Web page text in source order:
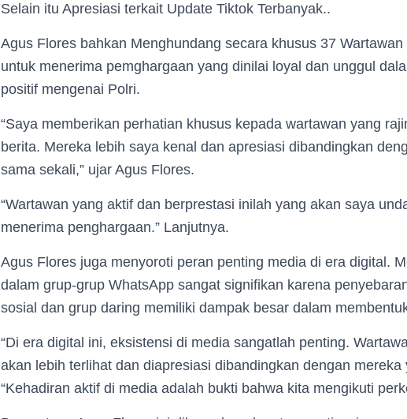
Selain itu Apresiasi terkait Update Tiktok Terbanyak..
Agus Flores bahkan Menghundang secara khusus 37
untuk menerima pemghargaan yang dinilai loyal dan unggul
positif mengenai Polri.
“Saya memberikan perhatian khusus kepada wartawan yang
berita. Mereka lebih saya kenal dan apresiasi dibandingkan
sama sekali,” ujar Agus Flores.
“Wartawan yang aktif dan berprestasi inilah yang akan saya
menerima penghargaan.” Lanjutnya.
Agus Flores juga menyoroti peran penting media di era digital.
dalam grup-grup WhatsApp sangat signifikan karena
sosial dan grup daring memiliki dampak besar dalam
“Di era digital ini, eksistensi di media sangatlah penting.
akan lebih terlihat dan diapresiasi dibandingkan dengan mereka
“Kehadiran aktif di media adalah bukti bahwa kita mengikuti